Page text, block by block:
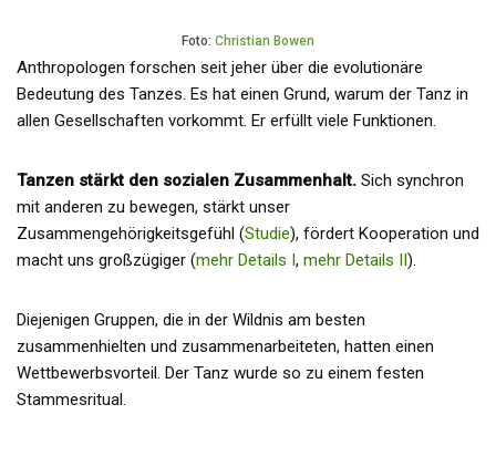
Foto: Christian Bowen
Anthropologen forschen seit jeher über die evolutionäre
Bedeutung des Tanzes. Es hat einen Grund, warum der Tanz in
allen Gesellschaften vorkommt. Er erfüllt viele Funktionen.
Tanzen stärkt den sozialen Zusammenhalt. Sich synchron
mit anderen zu bewegen, stärkt unser
Zusammengehörigkeitsgefühl (Studie), fördert Kooperation und
macht uns großzügiger (mehr Details I, mehr Details II).
Diejenigen Gruppen, die in der Wildnis am besten
zusammenhielten und zusammenarbeiteten, hatten einen
Wettbewerbsvorteil. Der Tanz wurde so zu einem festen
Stammesritual.